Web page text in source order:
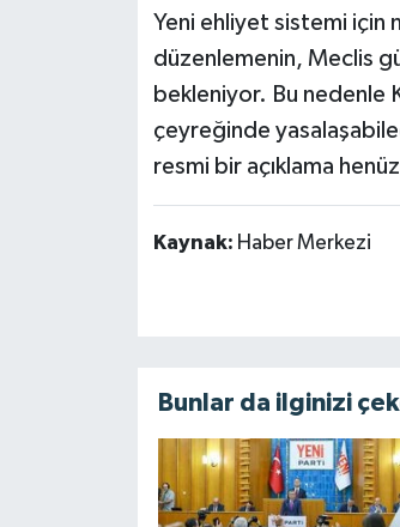
Yeni ehliyet sistemi için
düzenlemenin, Meclis
bekleniyor. Bu nedenle
çeyreğinde
resmi bir açıklama
Kaynak: Haber Merkezi
Bunlar da ilginizi